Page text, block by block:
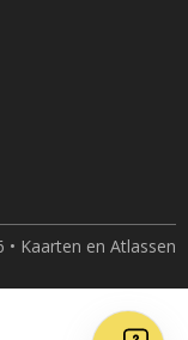
Kaarten en Atlassen